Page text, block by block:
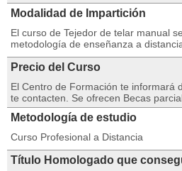
Modalidad de Impartición
El curso de Tejedor de telar manual
metodología de enseñanza a
Precio del Curso
El Centro de Formación te informará
te contacten. Se ofrecen Becas
Metodología de estudio
Curso Profesional a Distancia
Título Homologado que